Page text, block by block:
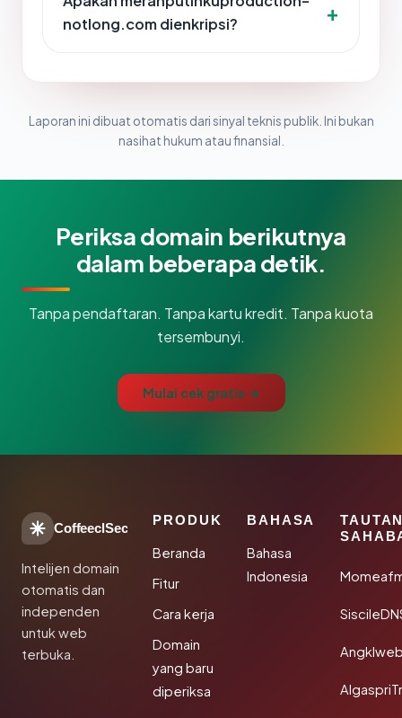
notlong.com dienkripsi?
Laporan ini dibuat otomatis dari sinyal teknis publik. Ini bukan
nasihat hukum atau finansial.
Periksa domain berikutnya
dalam beberapa detik.
Tanpa pendaftaran. Tanpa kartu kredit. Tanpa kuota
tersembunyi.
Mulai cek gratis →
CoffeeclSec
Intelijen domain
otomatis dan
independen
untuk web
terbuka.
PRODUK
Beranda
Fitur
Cara kerja
Domain
yang baru
diperiksa
BAHASA
Bahasa
Indonesia